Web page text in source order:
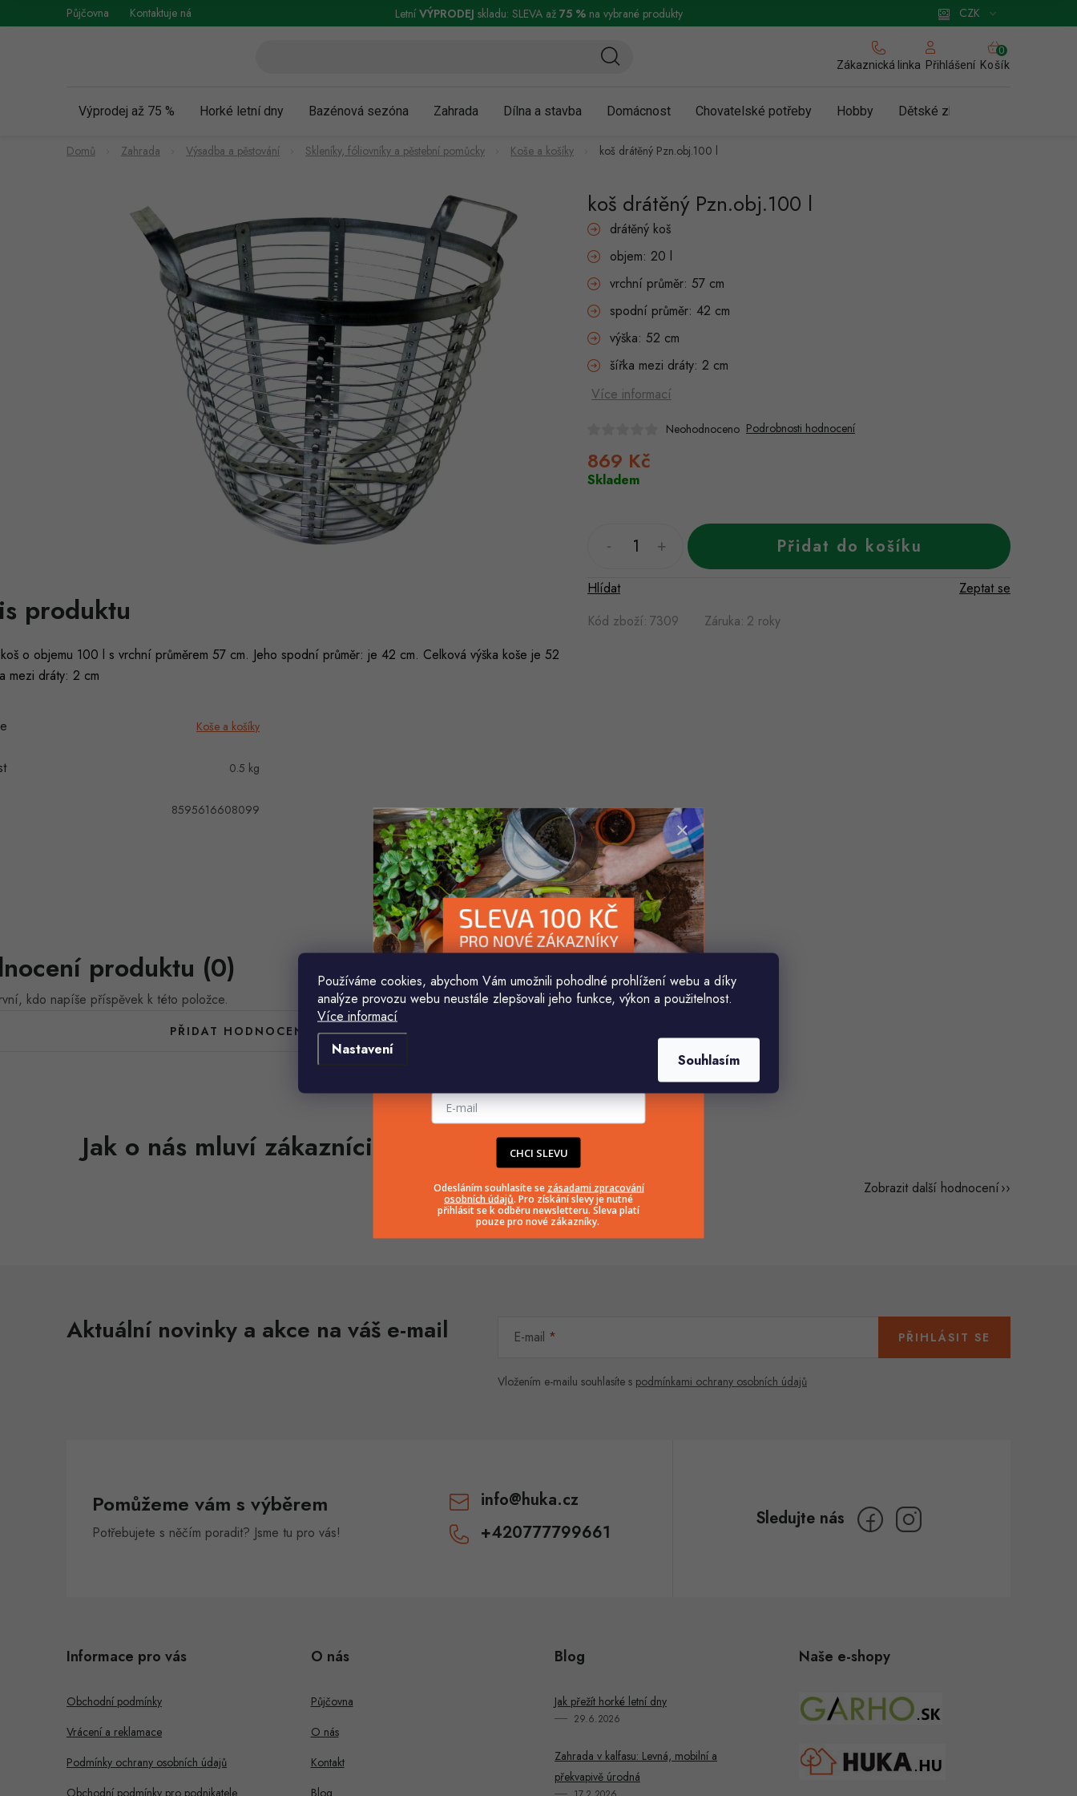
Používáme cookies, abychom Vám umožnili pohodlné prohlížení webu a díky
analýze provozu webu neustále zlepšovali jeho funkce, výkon a použitelnost.
Více informací
Nastavení
Souhlasím
na
Půjčovna Kontaktuje nás Vrácení a reklamace Podmínky ochrany osobních údajů Obchodní podmínky pro podnikatele Zásady používání cookies
CZK
LetníVÝPRODEJ skladu: SLEVA až 75 %na vybrané produkty
Zákaznická linka Přihlášení
NÁKUPNÍ
KOŠÍK
Košík
Výprodej až 75 % Horké letní dny Bazénová sezóna Zahrada Dílna a stavba Domácnost Chovatelské potřeby Hobby Dětské zboží a hračky
Domů Zahrada Výsadba a pěstování Skleníky, fóliovníky a pěstební pomůcky Koše a košíky koš drátěný Pzn.obj.100 l
koš drátěný Pzn.obj.100 l
drátěný koš
objem: 20 l
vrchní průměr: 57 cm
spodní průměr: 42 cm
výška: 52 cm
šířka mezi dráty: 2 cm
Více informací
Neohodnoceno Podrobnosti hodnocení
869 Kč
Skladem
Přidat do košíku
Kód zboží: 7309 Záruka: 2 roky
Zeptat se
Hlídat
produktu
o objemu 100 l s vrchní průměrem 57 cm. Jeho spodní průměr: je 42 cm. Celková výška koše je 52
mezi dráty: 2 cm
Koše a košíky
0.5 kg
8595616608099
produktu (0)
kdo napíše příspěvek k této položce.
PŘIDAT HODNOCENÍ
Zobrazit další hodnocení
Aktuální novinky a akce na váš e-mail E-mail
Vložením e-mailu souhlasíte s podmínkami ochrany osobních údajů
PŘIHLÁSIT SE
Pomůžeme vám s výběrem
Potřebujete s něčím poradit? Jsme tu pro vás!
info@huka.cz
+420777799661
Informace pro vás
Obchodní podmínky
Vrácení a reklamace
Podmínky ochrany osobních údajů
Obchodní podmínky pro podnikatele
O nás
Půjčovna
O nás
Kontakt
Blog
Blog
Jak přežít horké letní dny
29.6.2026
Zahrada v kalfasu: Levná, mobilní a
překvapivě úrodná
Naše e-shopy
CHCI SLEVU
Odesláním souhlasíte se zásadami zpracování
osobních údajů. Pro získání slevy je nutné
přihlásit se k odběru newsletteru. Sleva platí
pouze pro nové zákazníky.